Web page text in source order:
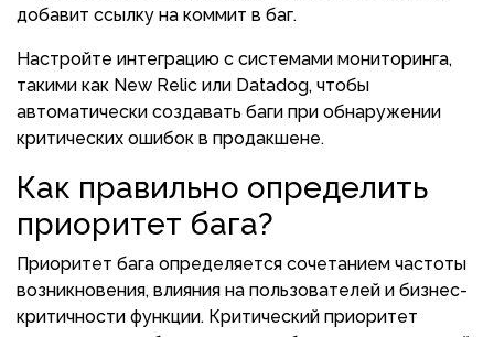
добавит ссылку на коммит в баг.
Настройте интеграцию с системами мониторинга,
такими как New Relic или Datadog, чтобы
автоматически создавать баги при обнаружении
критических ошибок в продакшене.
Как правильно определить
приоритет бага?
Приоритет бага определяется сочетанием частоты
возникновения, влияния на пользователей и бизнес-
критичности функции. Критический приоритет